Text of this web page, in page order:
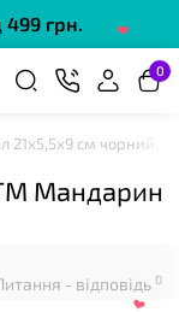
499 грн.
0
21х5,5х9 см чорний,
Мандарин
- відповідь 0
❤